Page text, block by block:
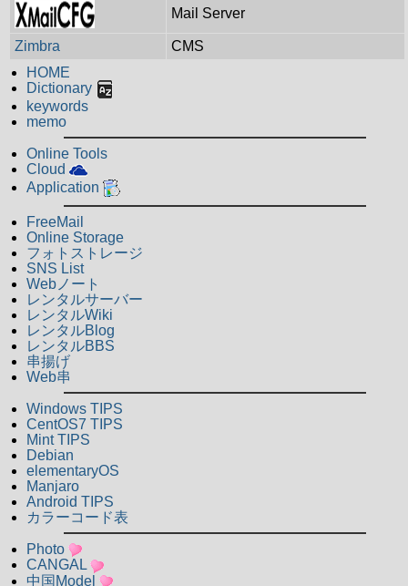
Mail Server
Zimbra
CMS
HOME
Dictionary
keywords
memo
Online Tools
Cloud
Application
FreeMail
Online Storage
フォトストレージ
SNS List
Webノート
レンタルサーバー
レンタルWiki
レンタルBlog
レンタルBBS
串揚げ
Web串
Windows TIPS
CentOS7 TIPS
Mint TIPS
Debian
elementaryOS
Manjaro
Android TIPS
カラーコード表
Photo
CANGAL
中国Model